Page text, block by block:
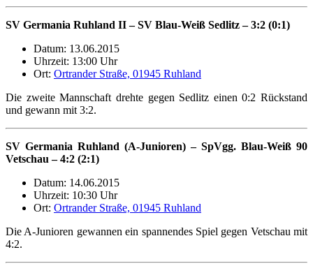
SV Germania Ruhland II – SV Blau-Weiß Sedlitz – 3:2 (0:1)
Datum: 13.06.2015
Uhrzeit: 13:00 Uhr
Ort: Ortrander Straße, 01945 Ruhland
Die zweite Mannschaft drehte gegen Sedlitz einen 0:2 Rückstand
und gewann mit 3:2.
SV Germania Ruhland (A-Junioren) – SpVgg. Blau-Weiß 90
Vetschau – 4:2 (2:1)
Datum: 14.06.2015
Uhrzeit: 10:30 Uhr
Ort: Ortrander Straße, 01945 Ruhland
Die A-Junioren gewannen ein spannendes Spiel gegen Vetschau mit
4:2.